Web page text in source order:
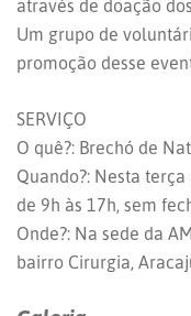
através de doação
Um grupo de
promoção desse
SERVIÇO
O quê?: Brechó de
Quando?: Nesta
de 9h às 17h, sem
Onde?: Na sede da
bairro Cirurgia,